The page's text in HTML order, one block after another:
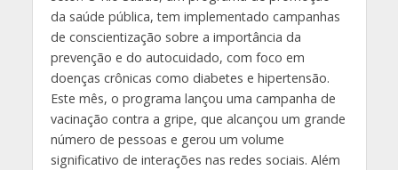
da saúde pública, tem implementado campanhas
de conscientização sobre a importância da
prevenção e do autocuidado, com foco em
doenças crônicas como diabetes e hipertensão.
Este mês, o programa lançou uma campanha de
vacinação contra a gripe, que alcançou um grande
número de pessoas e gerou um volume
significativo de interações nas redes sociais. Além